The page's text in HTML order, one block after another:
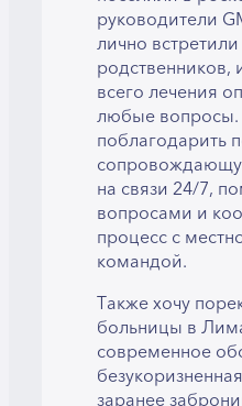
руководители
лично
родственников,
всего лечения
любые вопросы.
поблагодарить
на связи 24/7,
вопросами и
процесс с
командой.
Также хочу
больницы в
современное